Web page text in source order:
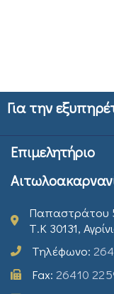
Για την
Επιμελητήριο
Παπαστράτου
Τ.Κ 30131,
Τηλέφωνο:
Fax: 26410